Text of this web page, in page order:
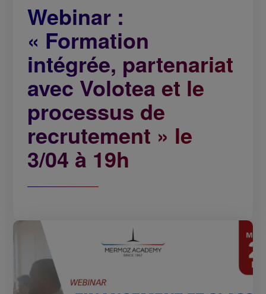
Webinar :
« Formation
intégrée, partenariat
avec Volotea et le
processus de
recrutement » le
3/04 à 19h